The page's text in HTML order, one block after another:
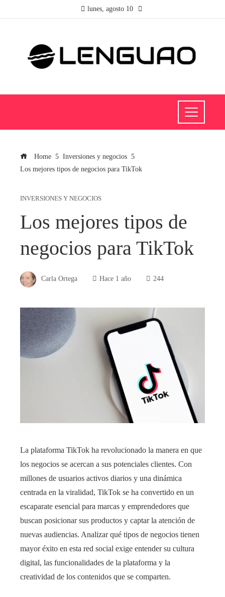
lunes, agosto 10
Home
Inversiones y negocios
Los mejores tipos de negocios para TikTok
INVERSIONES Y NEGOCIOS
Los mejores tipos de
negocios para TikTok
Carla Ortega Hace 1 año 244
La plataforma TikTok ha revolucionado la manera en que
los negocios se acercan a sus potenciales clientes. Con
millones de usuarios activos diarios y una dinámica
centrada en la viralidad, TikTok se ha convertido en un
escaparate esencial para marcas y emprendedores que
buscan posicionar sus productos y captar la atención de
nuevas audiencias. Analizar qué tipos de negocios tienen
mayor éxito en esta red social exige entender su cultura
digital, las funcionalidades de la plataforma y la
creatividad de los contenidos que se comparten.